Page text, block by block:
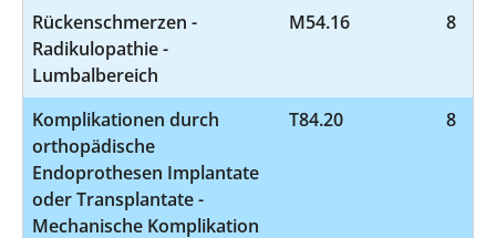
Rückenschmerzen -
Radikulopathie -
Lumbalbereich
M54.16 8
Komplikationen durch
orthopädische
Endoprothesen Implantate
oder Transplantate -
Mechanische Komplikation
T84.20 8